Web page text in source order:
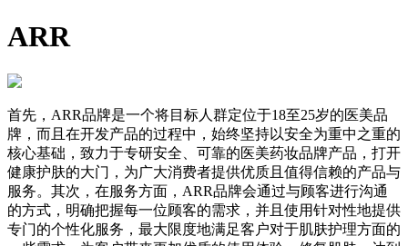
ARR
首先，ARR品牌是一个将目标人群定位于18至25岁的医美品
牌，而且在开发产品的过程中，始终坚持以安全为重中之重的
核心基础，致力于专研安全、可靠的医美药妆品牌产品，打开
健康护肤的大门，为广大消费者提供优质且值得信赖的产品与
服务。其次，在服务方面，ARR品牌会通过与顾客进行沟通
的方式，明确把握每一位顾客的需求，并且使用针对性地提供
专门的个性化服务，最大限度地满足客户对于肌肤护理方面的